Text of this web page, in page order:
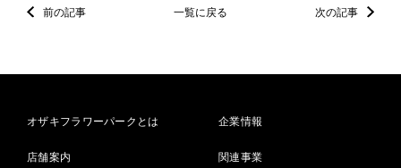
前の記事 一覧に戻る 次の記事
オザキフラワーパークとは
店舗案内
企業情報
関連事業